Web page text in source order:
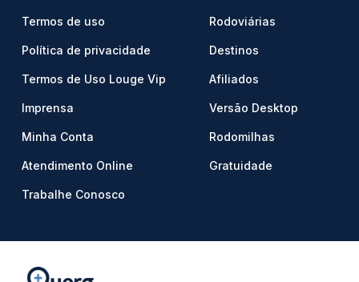
Termos de uso
Política de privacidade
Termos de Uso Louge Vip
Imprensa
Minha Conta
Atendimento Online
Trabalhe Conosco
Rodoviárias
Destinos
Afiliados
Versão Desktop
Rodomilhas
Gratuidade